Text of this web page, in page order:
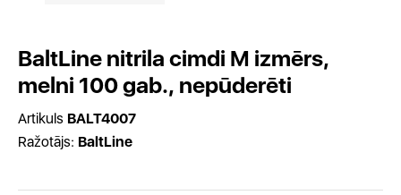
BaltLine nitrila cimdi M izmērs,
melni 100 gab., nepūderēti
Artikuls BALT4007
Ražotājs: BaltLine